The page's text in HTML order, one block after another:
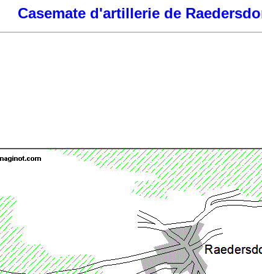
Casemate d'artillerie de